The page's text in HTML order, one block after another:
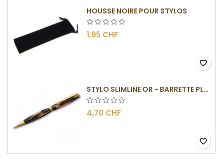
HOUSSE NOIRE POUR STYLOS
1,95 CHF
favorite_border
STYLO SLIMLINE OR - BARRETTE PLATE
4,70 CHF
favorite_border